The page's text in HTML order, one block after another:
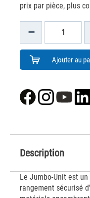
prix par pièce, plus
Ajouter au
Description
Le Jumbo-Unit est
rangement sécurisé